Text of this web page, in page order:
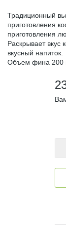
%
Традиционный
приготовления
приготовления
Раскрывает вкус
вкусный напиток.
Объем фина 200